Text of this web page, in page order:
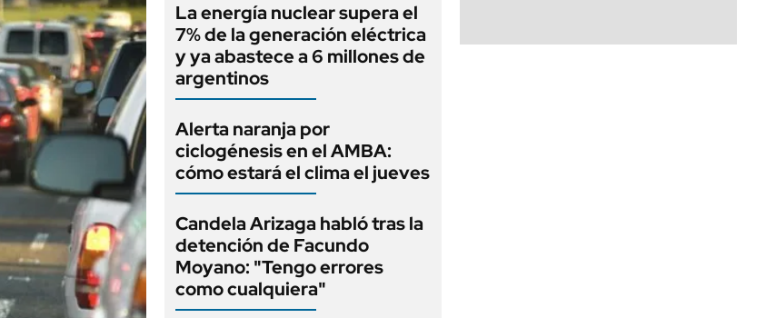
La energía nuclear supera el
7% de la generación eléctrica
y ya abastece a 6 millones de
argentinos
Alerta naranja por
ciclogénesis en el AMBA:
cómo estará el clima el jueves
Candela Arizaga habló tras la
detención de Facundo
Moyano: "Tengo errores
como cualquiera"